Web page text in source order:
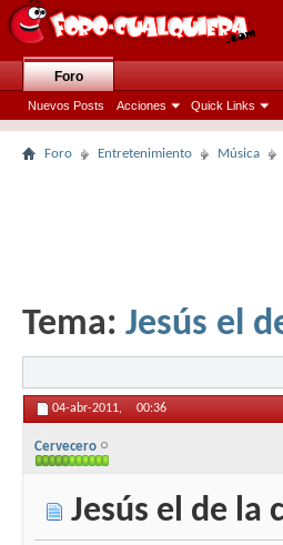
Foro
Nuevos Posts Acciones Quick Links
Foro Entretenimiento Música
Tema: Jesús el
04-abr-2011, 00:36
Cervecero
Jesús el de la